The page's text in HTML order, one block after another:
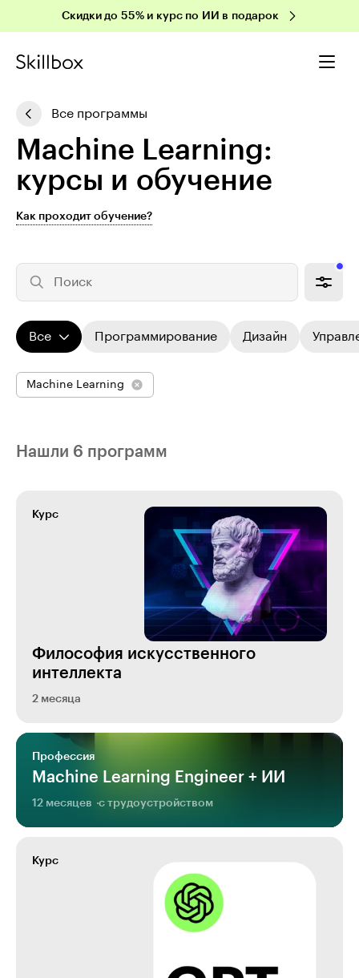
Скидки до 55% и курс по ИИ в подарок
Все программы
Machine Learning:
курсы и обучение
Как проходит обучение?
Поиск
Все Программирование Дизайн
Machine Learning
Нашли 6 программ
Курс
Философия искусственного
интеллекта
2 месяца
Профессия
Machine Learning Engineer + ИИ
12 месяцев с трудоустройством
Курс